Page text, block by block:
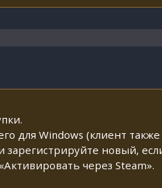
для Windows (клиент
зарегистрируйте новый,
через Steam».